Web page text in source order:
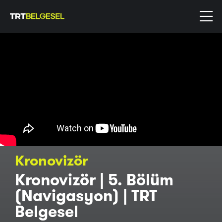
Kronovizör
Kronovizör | 5. Bölüm
(Navigasyon) | TRT
Belgesel